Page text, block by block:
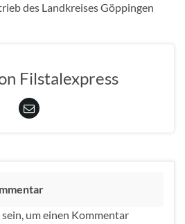
des Landkreises Göppingen
Filstalexpress
sein, um einen Kommentar